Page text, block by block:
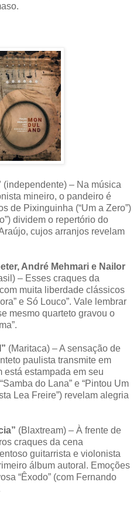
(independente) – Na música
mineiro, o pandeiro é
de Pixinguinha (“Um a Zero”)
dividem o repertório do
cujos arranjos revelam
André Mehmari e Nailor
– Esses craques da
muita liberdade clássicos
e Só Louco”. Vale lembrar
mesmo quarteto gravou o
(Maritaca) – A sensação de
paulista transmite em
está estampada em seu
do Lana” e “Pintou Um
Lea Freire”) revelam alegria
(Blaxtream) – À frente de
craques da cena
guitarrista e violonista
álbum autoral. Emoções
“Êxodo” (com Fernando